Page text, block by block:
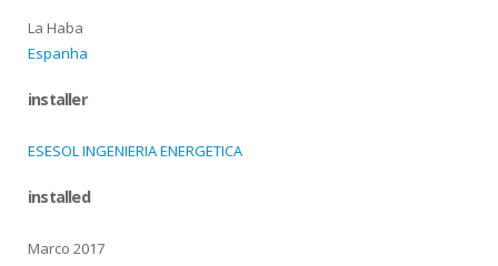
La Haba
Espanha
installer
ESESOL INGENIERIA ENERGETICA
installed
Marco 2017